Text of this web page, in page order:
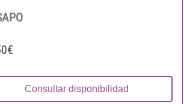
Consultar disponibilidad